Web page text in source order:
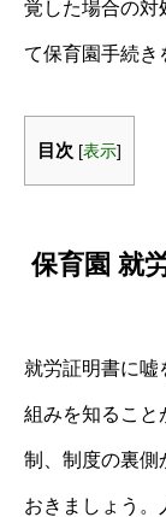
覚した場合の対
て保育園手続き
目次 [表示]
保育園 就
就労証明書に嘘
組みを知ること
制、制度の裏側
おきましょう。